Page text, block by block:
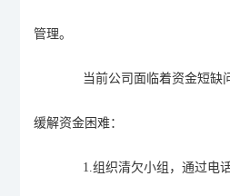
管理。
当前公司面临着资金短缺
缓解资金困难：
1.组织清欠小组，通过电